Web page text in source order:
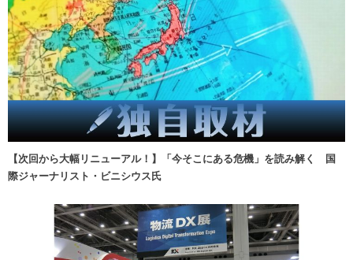
【次回から大幅リニューアル！】「今そこにある危機」を読み解く 国
際ジャーナリスト・ビニシウス氏